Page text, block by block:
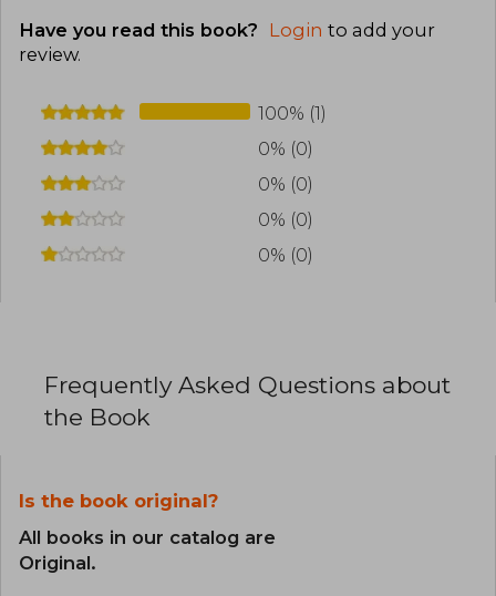
Have you read this book? Login to add your
review.
100% (1)
0% (0)
0% (0)
0% (0)
0% (0)
Frequently Asked Questions about
the Book
Is the book original?
All books in our catalog are
Original.